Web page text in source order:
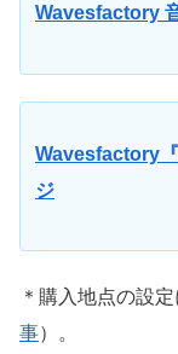
Wavesfactory
Wavesfactory
ジ
＊購入地点の設
事）。